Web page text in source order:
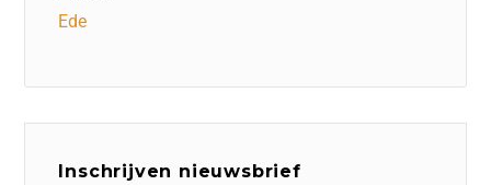
Ede
Inschrijven nieuwsbrief